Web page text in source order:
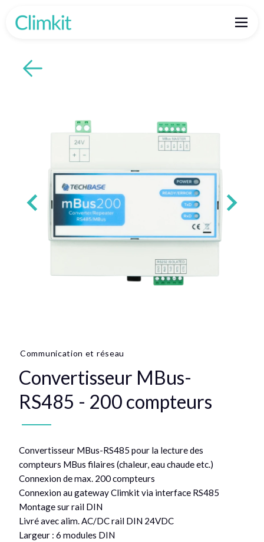
Communication et réseau
Convertisseur MBus-
RS485 - 200 compteurs
Convertisseur MBus-RS485 pour la lecture des
compteurs MBus filaires (chaleur, eau chaude etc.)
Connexion de max. 200 compteurs
Connexion au gateway Climkit via interface RS485
Montage sur rail DIN
Livré avec alim. AC/DC rail DIN 24VDC
Largeur : 6 modules DIN